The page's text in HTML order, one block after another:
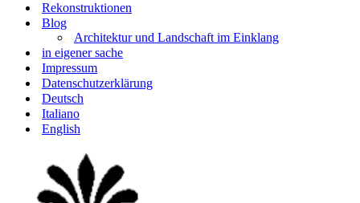
Rekonstruktionen
Blog
Architektur und Landschaft im Einklang
in eigener sache
Impressum
Datenschutzerklärung
Deutsch
Italiano
English